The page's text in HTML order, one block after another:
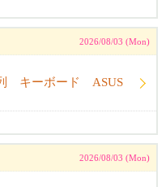
2026/08/03 (Mon)
列 キーボード ASUS
2026/08/03 (Mon)